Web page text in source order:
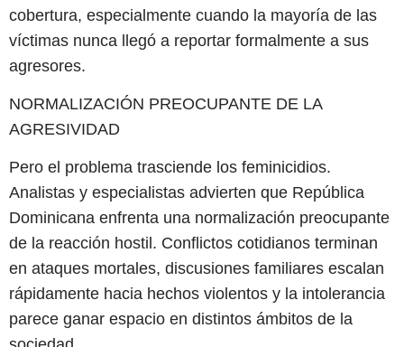
cobertura, especialmente cuando la mayoría de las
víctimas nunca llegó a reportar formalmente a sus
agresores.
NORMALIZACIÓN PREOCUPANTE DE LA
AGRESIVIDAD
Pero el problema trasciende los feminicidios.
Analistas y especialistas advierten que República
Dominicana enfrenta una normalización preocupante
de la reacción hostil. Conflictos cotidianos terminan
en ataques mortales, discusiones familiares escalan
rápidamente hacia hechos violentos y la intolerancia
parece ganar espacio en distintos ámbitos de la